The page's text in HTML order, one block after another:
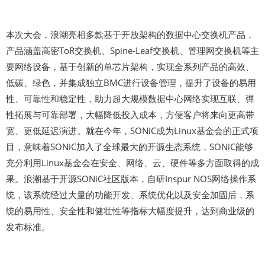
本次大会，浪潮亮相多款基于开放架构的数据中心交换机产品，
产品涵盖高密ToR交换机、Spine-Leaf交换机、管理网交换机等主
要网络设备，基于创新的单芯片架构，实现全系列产品的高效、
低碳、绿色，并集成独立BMC进行设备管理，提升了设备的易用
性、可靠性和稳定性，助力超大规模数据中心网络实现互联、弹
性拓展与可靠部署，大幅降低投入成本，方便客户将来向更高带
宽、更低延迟演进。就在今年，SONiC成为Linux基金会的正式项
目，意味着SONiC加入了全球最大的开源生态系统，SONiC能够
充分利用Linux基金会在安全、网络、云、硬件等多方面取得的成
果。浪潮基于开源SONiC社区版本，自研Inspur NOS网络操作系
统，该系统经过大量的功能开发、系统优化以及安全加固后，系
统的易用性、安全性和健壮性等指标大幅度提升，达到商业级的
发布标准。